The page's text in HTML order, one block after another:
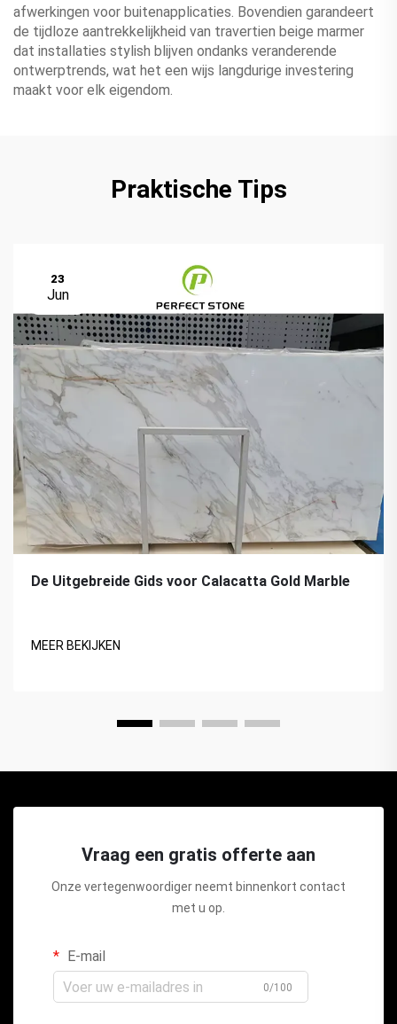
afwerkingen voor buitenapplicaties. Bovendien garandeert
de tijdloze aantrekkelijkheid van travertien beige marmer
dat installaties stylish blijven ondanks veranderende
ontwerptrends, wat het een wijs langdurige investering
maakt voor elk eigendom.
Praktische Tips
23
Jun
De Uitgebreide Gids voor Calacatta Gold Marble
MEER BEKIJKEN
Vraag een gratis offerte aan
Onze vertegenwoordiger neemt binnenkort contact
met u op.
E-mail
0/100